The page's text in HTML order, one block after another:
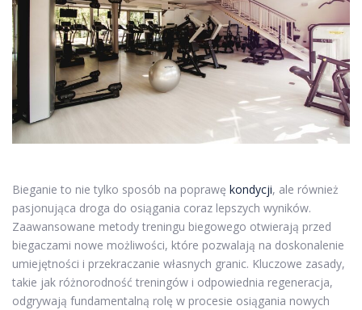
Bieganie to nie tylko sposób na poprawę kondycji, ale również
pasjonująca droga do osiągania coraz lepszych wyników.
Zaawansowane metody treningu biegowego otwierają przed
biegaczami nowe możliwości, które pozwalają na doskonalenie
umiejętności i przekraczanie własnych granic. Kluczowe zasady,
takie jak różnorodność treningów i odpowiednia regeneracja,
odgrywają fundamentalną rolę w procesie osiągania nowych